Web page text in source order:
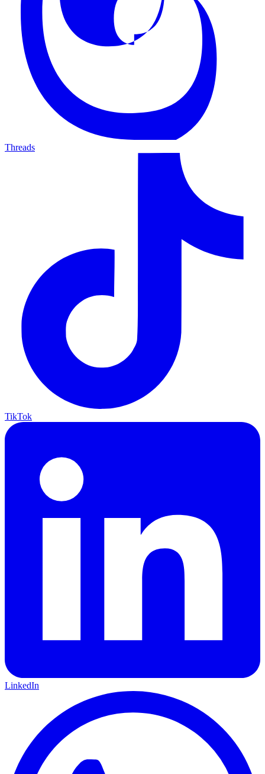
Threads
TikTok
LinkedIn